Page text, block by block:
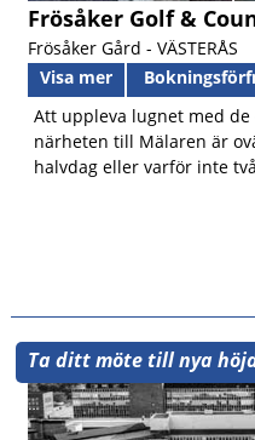
Frösåker Golf &
Frösåker Gård - VÄSTERÅS
Visa mer
Att uppleva lugnet med
närheten till Mälaren är
halvdag eller varför inte
Ta ditt möte till nya